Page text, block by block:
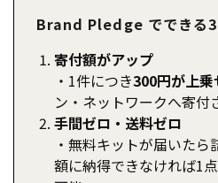
Brand Pledge でできる3
寄付額がアップ
・1件につき300円が上乗
ン・ネットワークへ寄付
手間ゼロ・送料ゼロ
・無料キットが届いた
額に納得できなければ1